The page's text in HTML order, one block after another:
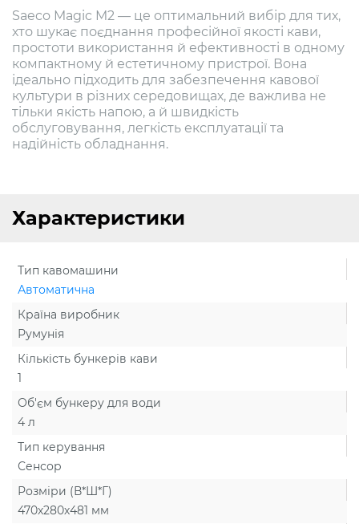
Saeco Magic M2 — це оптимальний вибір для тих,
хто шукає поєднання професійної якості кави,
простоти використання й ефективності в одному
компактному й естетичному пристрої. Вона
ідеально підходить для забезпечення кавової
культури в різних середовищах, де важлива не
тільки якість напою, а й швидкість
обслуговування, легкість експлуатації та
надійність обладнання.
Характеристики
Тип кавомашини
Автоматична
Країна виробник
Румунія
Кількість бункерів кави
1
Об'єм бункеру для води
4 л
Тип керування
Сенсор
Розміри (В*Ш*Г)
470х280х481 мм